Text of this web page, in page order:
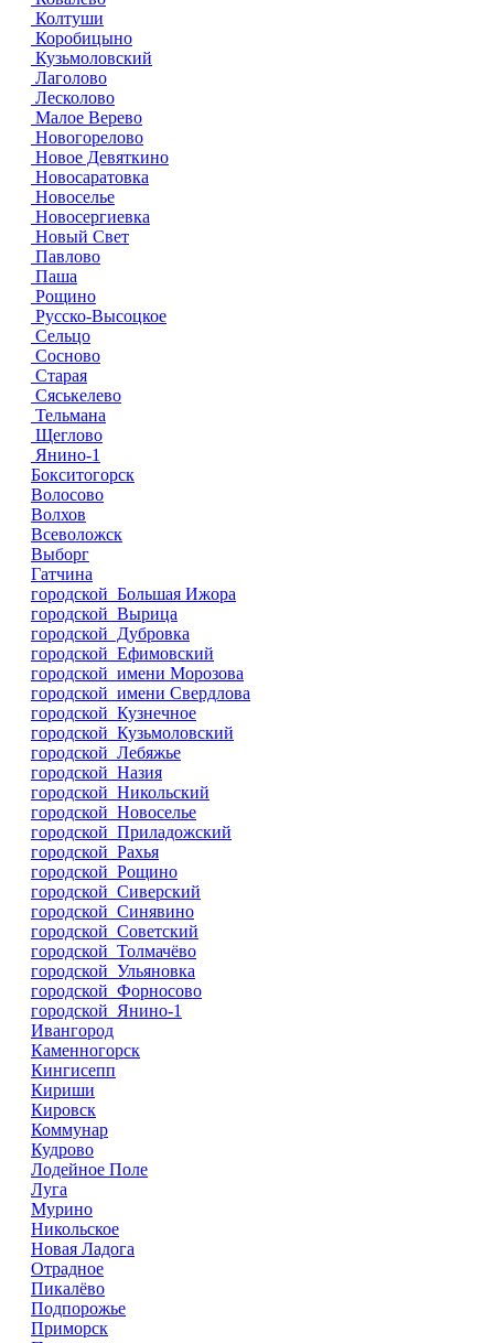
Колтуши
Коробицыно
Кузьмоловский
Лаголово
Лесколово
Малое Верево
Новогорелово
Новое Девяткино
Новосаратовка
Новоселье
Новосергиевка
Новый Свет
Павлово
Паша
Рощино
Русско-Высоцкое
Сельцо
Сосново
Старая
Сяськелево
Тельмана
Щеглово
Янино-1
Бокситогорск
Волосово
Волхов
Всеволожск
Выборг
Гатчина
городской Большая Ижора
городской Вырица
городской Дубровка
городской Ефимовский
городской имени Морозова
городской имени Свердлова
городской Кузнечное
городской Кузьмоловский
городской Лебяжье
городской Назия
городской Никольский
городской Новоселье
городской Приладожский
городской Рахья
городской Рощино
городской Сиверский
городской Синявино
городской Советский
городской Толмачёво
городской Ульяновка
городской Форносово
городской Янино-1
Ивангород
Каменногорск
Кингисепп
Кириши
Кировск
Коммунар
Кудрово
Лодейное Поле
Луга
Мурино
Никольское
Новая Ладога
Отрадное
Пикалёво
Подпорожье
Приморск